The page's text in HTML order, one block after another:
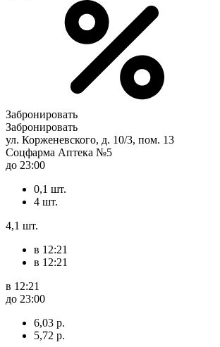
Забронировать
Забронировать
ул. Корженевского, д. 10/3, пом. 13
Соцфарма Аптека №5
до 23:00
0,1 шт.
4 шт.
4,1 шт.
в 12:21
в 12:21
в 12:21
до 23:00
6,03 р.
5,72 р.